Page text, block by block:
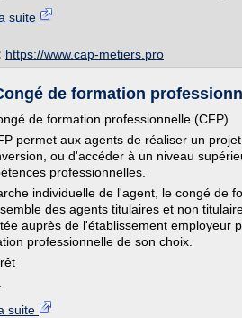
suite
https://www.cap-metiers.pro
de formation
de formation professionnelle (CFP)
permet aux agents de réaliser un
ou d'accéder à un niveau
professionnelles.
individuelle de l'agent, le congé de
des agents titulaires et non
auprès de l'établissement employeur
professionnelle de son choix.
suite